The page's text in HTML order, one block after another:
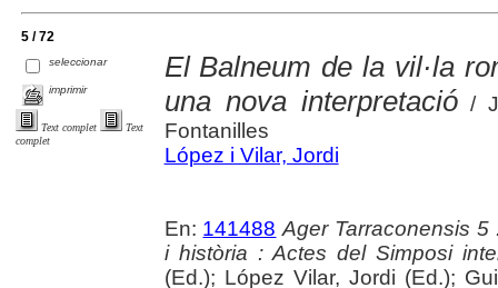
5 / 72
seleccionar
imprimir
Text complet
Text
complet
El Balneum de la vil·la
una nova interpretació/
Fontanilles
López i Vilar, Jordi
En: 141488 Ager Tarraconensis
i història : Actes del Simposi
(Ed.); López Vilar, Jordi (Ed.);